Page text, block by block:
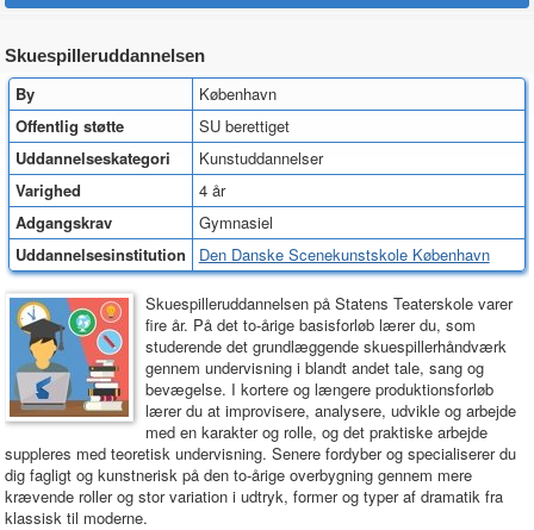
Skuespilleruddannelsen
By
København
Offentlig støtte
SU berettiget
Uddannelseskategori
Kunstuddannelser
Varighed
4 år
Adgangskrav
Gymnasiel
Uddannelsesinstitution
Den Danske Scenekunstskole København
Skuespilleruddannelsen på Statens Teaterskole varer
fire år. På det to-årige basisforløb lærer du, som
studerende det grundlæggende skuespillerhåndværk
gennem undervisning i blandt andet tale, sang og
bevægelse. I kortere og længere produktionsforløb
lærer du at improvisere, analysere, udvikle og arbejde
med en karakter og rolle, og det praktiske arbejde
suppleres med teoretisk undervisning. Senere fordyber og specialiserer du
dig fagligt og kunstnerisk på den to-årige overbygning gennem mere
krævende roller og stor variation i udtryk, former og typer af dramatik fra
klassisk til moderne.